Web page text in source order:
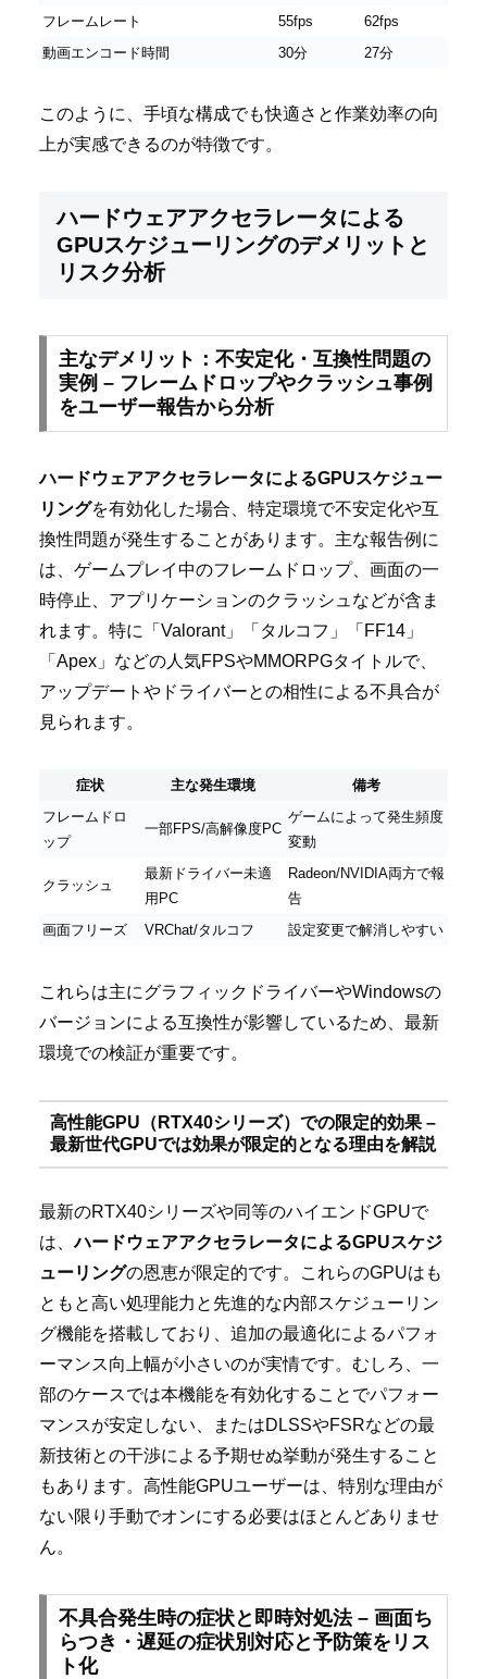
フレームレート
55fps
62fps
動画エンコード時間
30分 27分
このように、手頃な構成でも快適さと作業効率の向
上が実感できるのが特徴です。
ハードウェアアクセラレータによる
GPUスケジューリングのデメリットと
リスク分析
主なデメリット：不安定化・互換性問題の
実例 – フレームドロップやクラッシュ事例
をユーザー報告から分析
ハードウェアアクセラレータによるGPUスケジュー
リングを有効化した場合、特定環境で不安定化や互
換性問題が発生することがあります。主な報告例に
は、ゲームプレイ中のフレームドロップ、画面の一
時停止、アプリケーションのクラッシュなどが含ま
れます。特に「Valorant」「タルコフ」「FF14」
「Apex」などの人気FPSやMMORPGタイトルで、
アップデートやドライバーとの相性による不具合が
見られます。
症状 主な発生環境
備考
フレームドロ
ップ
一部FPS/高解像度PC
ゲームによって発生頻度
変動
クラッシュ
最新ドライバー未適
用PC
Radeon/NVIDIA両方で報
告
画面フリーズ
VRChat/タルコフ 設定変更で解消しやすい
これらは主にグラフィックドライバーやWindowsの
バージョンによる互換性が影響しているため、最新
環境での検証が重要です。
高性能GPU（RTX40シリーズ）での限定的効果 –
最新世代GPUでは効果が限定的となる理由を解説
最新のRTX40シリーズや同等のハイエンドGPUで
は、ハードウェアアクセラレータによるGPUスケジ
ューリングの恩恵が限定的です。これらのGPUはも
ともと高い処理能力と先進的な内部スケジューリン
グ機能を搭載しており、追加の最適化によるパフォ
ーマンス向上幅が小さいのが実情です。むしろ、一
部のケースでは本機能を有効化することでパフォー
マンスが安定しない、またはDLSSやFSRなどの最
新技術との干渉による予期せぬ挙動が発生すること
もあります。高性能GPUユーザーは、特別な理由が
ない限り手動でオンにする必要はほとんどありませ
ん。
不具合発生時の症状と即時対処法 – 画面ち
らつき・遅延の症状別対応と予防策をリス
ト化